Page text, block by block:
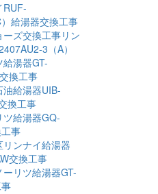
RUF-
給湯器交換工事
ズ交換工事リン
3（A）
湯器GT-
換工事
給湯器UIB-
換工事
ツ給湯器GQ-
事
ンナイ給湯器
交換工事
リツ給湯器GT-